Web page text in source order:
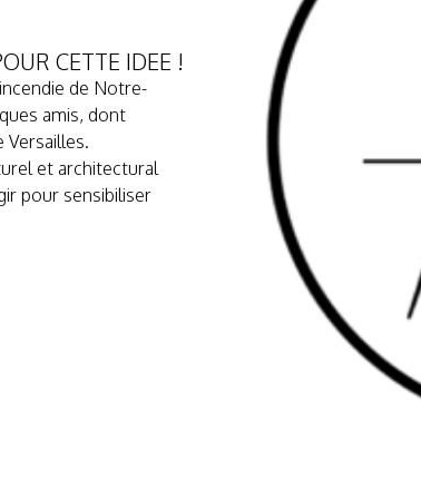
CETTE IDEE !
de Notre-
amis, dont
Versailles.
et architectural
pour sensibiliser